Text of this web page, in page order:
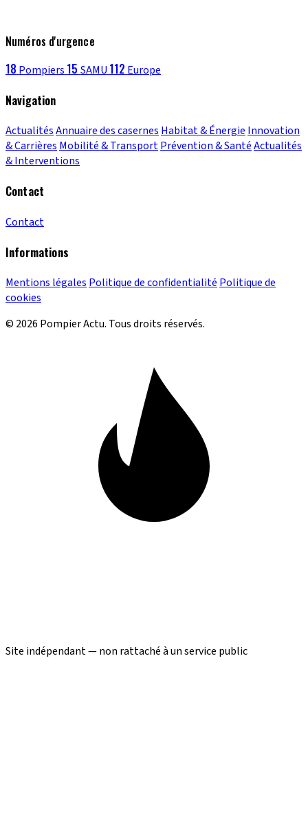
Numéros d'urgence
18 Pompiers 15 SAMU 112 Europe
Navigation
ActualitésAnnuaire des casernes Habitat & Énergie Innovation
& Carrières Mobilité & TransportPrévention & SantéActualités
& Interventions
Contact
Contact
Informations
Mentions légales Politique de confidentialité Politique de
cookies
© 2026 Pompier Actu. Tous droits réservés.
Site indépendant — non rattaché à un service public